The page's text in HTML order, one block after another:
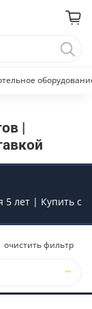
|
5 лет | Купить с
очистить фильтр